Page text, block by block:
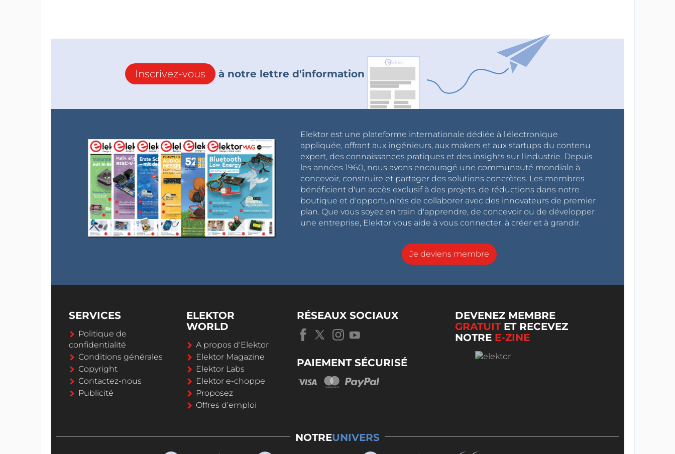
Inscrivez-vous à notre lettre d'information
Elektor est une plateforme internationale dédiée à l'électronique
appliquée, offrant aux ingénieurs, aux makers et aux startups du contenu
expert, des connaissances pratiques et des insights sur l'industrie. Depuis
les années 1960, nous avons encouragé une communauté mondiale à
concevoir, construire et partager des solutions concrètes. Les membres
bénéficient d'un accès exclusif à des projets, de réductions dans notre
boutique et d'opportunités de collaborer avec des innovateurs de premier
plan. Que vous soyez en train d'apprendre, de concevoir ou de développer
une entreprise, Elektor vous aide à vous connecter, à créer et à grandir.
Je deviens membre
SERVICES
Politique de
confidentialité
Conditions générales
Copyright
Contactez-nous
Publicité
ELEKTOR
WORLD
A propos d'Elektor
Elektor Magazine
Elektor Labs
Elektor e-choppe
Proposez
Offres d’emploi
RÉSEAUX SOCIAUX
PAIEMENT SÉCURISÉ
DEVENEZ MEMBRE
GRATUITET RECEVEZ
NOTRE E-ZINE
NOTREUNIVERS